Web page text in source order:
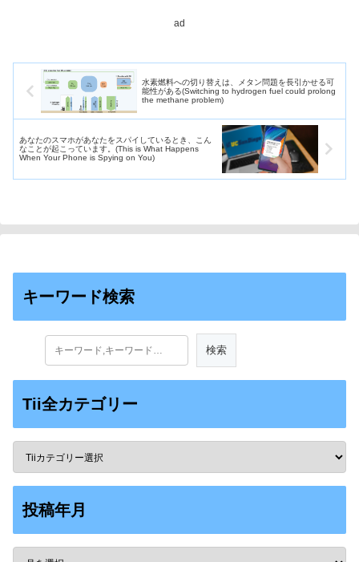
M5.1...
ad
水素燃料への切り替えは、メタン問題を長引かせる可
能性がある(Switching to hydrogen fuel could prolong
the methane problem)
あなたのスマホがあなたをスパイしているとき、こん
なことが起こっています。(This is What Happens
When Your Phone is Spying on You)
キーワード検索
Tii全カテゴリー
投稿年月